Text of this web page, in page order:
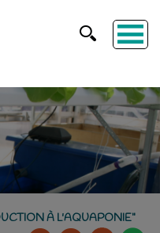
À L'AQUAPONIE"